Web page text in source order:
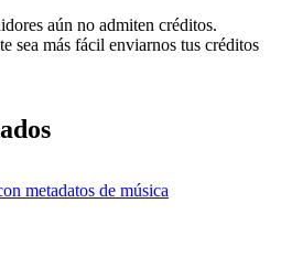
aún no admiten créditos.
sea más fácil enviarnos tus créditos
metadatos de música